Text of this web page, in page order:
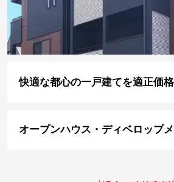
快適な都心の一戸建てを適正価格
オープンハウス・ディベロップ